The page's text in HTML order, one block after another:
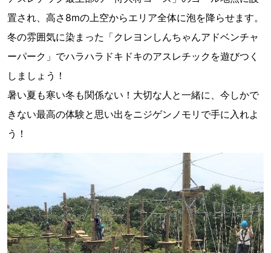
置され、高さ8mの上空からエリア全体に泡を降らせます。
冬の雰囲気に染まった「クレヨンしんちゃんアドベンチャ
ーパーク」でハラハラドキドキのアスレチックを遊びつく
しましょう！
暑い夏も寒い冬も関係ない！大切な人と一緒に、今しかで
きない最高の体験と思い出をニジゲンノモリで手に入れよ
う！